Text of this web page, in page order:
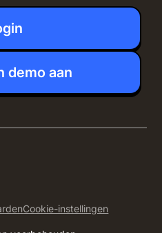
demo aan
Cookie-instellingen